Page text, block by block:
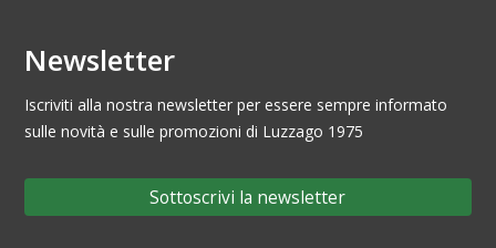
Newsletter
Iscriviti alla nostra newsletter per essere sempre informato
sulle novità e sulle promozioni di Luzzago 1975
Sottoscrivi la newsletter